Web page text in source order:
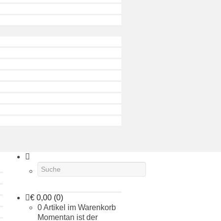
€ 0,00 (0)
0 Artikel im Warenkorb
Momentan ist der